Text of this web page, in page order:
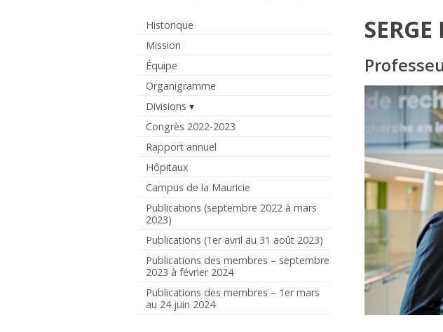
Historique
Mission
Équipe
Organigramme
Divisions
Congrès 2022-2023
Rapport annuel
Hôpitaux
Campus de la Mauricie
Publications (septembre 2022 à mars
2023)
Publications (1er avril au 31 août 2023)
Publications des membres – septembre
2023 à février 2024
Publications des membres – 1er mars
au 24 juin 2024